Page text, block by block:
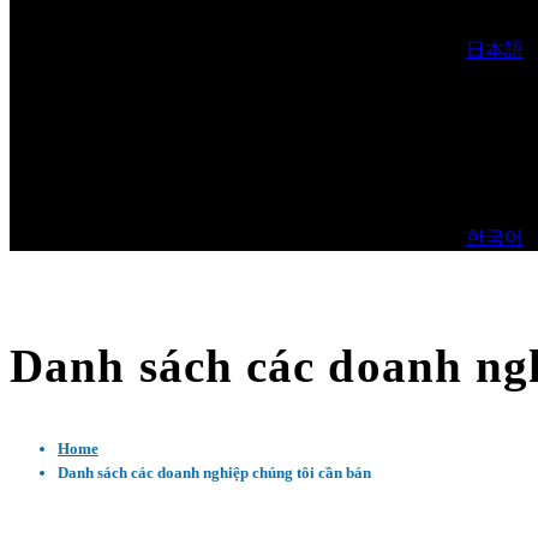
日本語
한국어
Danh sách các doanh
Home
Danh sách các doanh nghiệp chúng tôi cần bán